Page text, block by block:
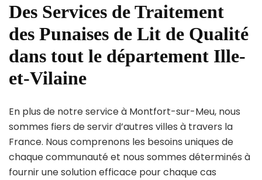
Des Services de Traitement
des Punaises de Lit de Qualité
dans tout le département Ille-
et-Vilaine
En plus de notre service à Montfort-sur-Meu, nous
sommes fiers de servir d’autres villes à travers la
France. Nous comprenons les besoins uniques de
chaque communauté et nous sommes déterminés à
fournir une solution efficace pour chaque cas